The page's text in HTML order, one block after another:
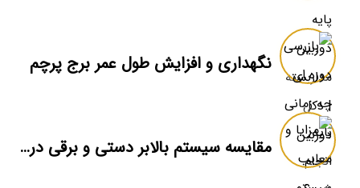
نگهداری و افزایش طول عمر برج پرچم
مقایسه سیستم بالابر دستی و برقی در برج پرچم